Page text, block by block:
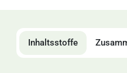
Inhaltsstoffe